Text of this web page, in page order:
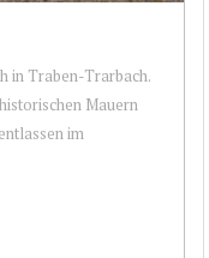
in Traben-Trarbach.
Mauern
im